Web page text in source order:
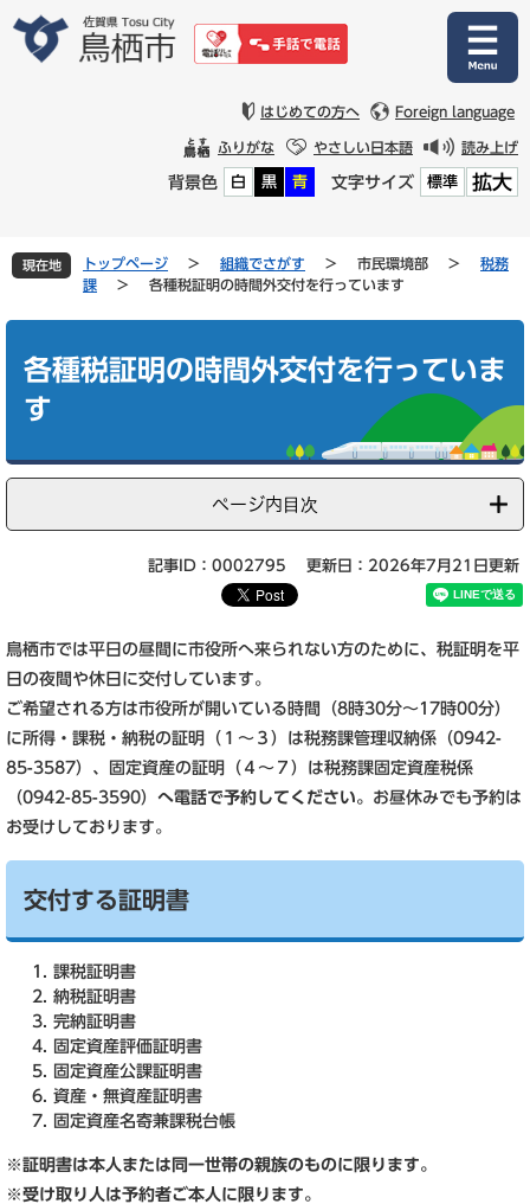
文
はじめての方へ Foreign language
ふりがな やさしい日本語 読み上げ
背景色 白 黒 青 文字サイズ 標準 拡大
現在地 トップページ > 組織でさがす > 市民環境部 >
税務
課
> 各種税証明の時間外交付を行っています
各種税証明の時間外交付を行っていま
す
ページ内目次
記事ID：0002795 更新日：2026年7月21日更新
鳥栖市では平日の昼間に市役所へ来られない方のために、税証明を平
日の夜間や休日に交付しています。
ご希望される方は市役所が開いている時間（8時30分～17時00分）
に所得・課税・納税の証明（１～３）は税務課管理収納係（0942-
85-3587）、固定資産の証明（４～７）は税務課固定資産税係
（0942-85-3590） へ電話で予約してください。 お昼休みでも予約は
お受けしております。
交付する証明書
課税証明書
納税証明書
完納証明書
固定資産評価証明書
固定資産公課証明書
資産・無資産証明書
固定資産名寄兼課税台帳
※証明書は本人または同一世帯の親族のものに限ります。
※受け取り人は予約者ご本人に限ります。